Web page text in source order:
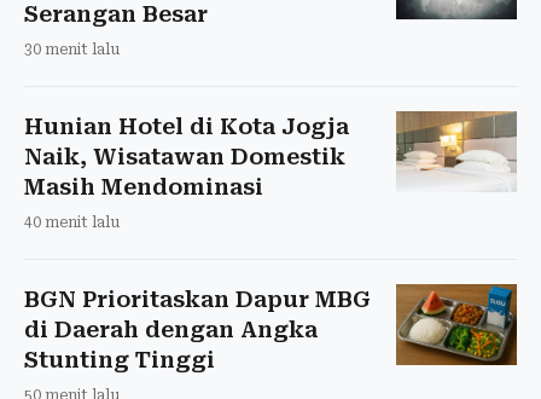
Serangan Besar
30 menit lalu
Hunian Hotel di Kota Jogja
Naik, Wisatawan Domestik
Masih Mendominasi
40 menit lalu
BGN Prioritaskan Dapur MBG
di Daerah dengan Angka
Stunting Tinggi